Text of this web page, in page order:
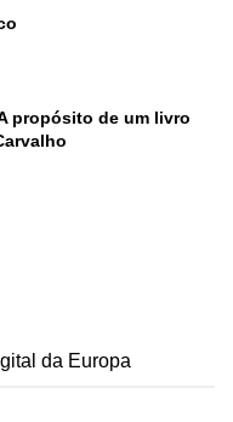
propósito de um livro
da Europa